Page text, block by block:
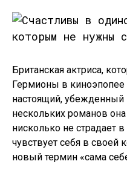
Британская актриса,
Гермионы в киноэпопее
настоящий, убежденный
нескольких романов
нисколько не страдает
чувствует себя в своей
новый термин «сама